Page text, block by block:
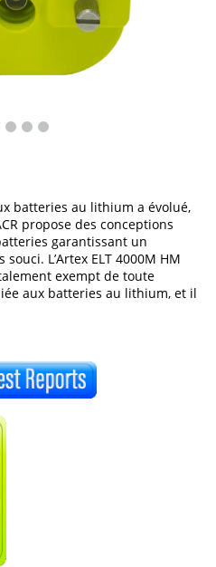
batteries au lithium a évolué,
propose des conceptions
garantissant un
L’Artex ELT 4000M HM
exempt de toute
aux batteries au lithium, et il